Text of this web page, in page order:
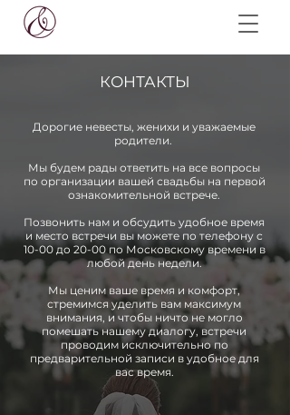
КОНТАКТЫ
Дорогие невесты, женихи и уважаемые
родители.
Мы будем рады ответить на все вопросы
по организации вашей свадьбы на первой
ознакомительной встрече.
Позвонить нам и обсудить удобное время
и место встречи вы можете по телефону с
10-00 до 20-00 по Московскому времени в
любой день недели.
Мы ценим ваше время и комфорт,
стремимся уделить вам максимум
внимания, и чтобы ничто не могло
помешать нашему диалогу, встречи
проводим исключительно по
предварительной записи в удобное для
вас время.